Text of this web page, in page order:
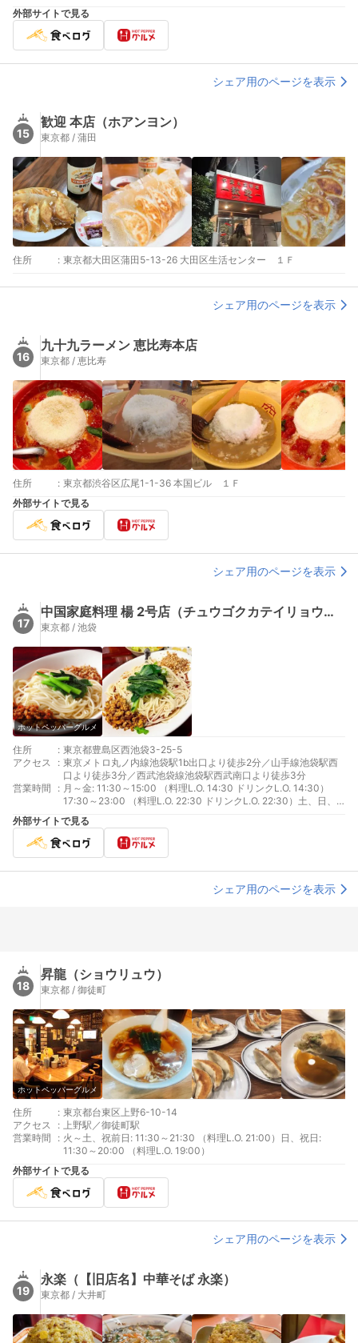
外部サイトで見る
シェア用のページを表示
15
歓迎 本店（ホアンヨン）
東京都 / 蒲田
住所 : 東京都大田区蒲田5-13-26 大田区生活センター １Ｆ
シェア用のページを表示
16
九十九ラーメン 恵比寿本店
東京都 / 恵比寿
住所 : 東京都渋谷区広尾1-1-36 本国ビル １Ｆ
外部サイトで見る
シェア用のページを表示
17
中国家庭料理 楊 2号店（チュウゴクカテイリョウリヤン）
東京都 / 池袋
ホットペッパーグルメ
住所 : 東京都豊島区西池袋3-25-5
アクセス
: 東京メトロ丸ノ内線池袋駅1b出口より徒歩2分／山手線池袋駅西
口より徒歩3分／西武池袋線池袋駅西武南口より徒歩3分
営業時間
: 月～金: 11:30～15:00 （料理L.O. 14:30 ドリンクL.O. 14:30）
17:30～23:00 （料理L.O. 22:30 ドリンクL.O. 22:30）土、日、
祝日、祝前日: 11:30～23:00 （料理L.O. 22:30 ドリンクL.O.
22:30）
外部サイトで見る
シェア用のページを表示
18
昇龍（ショウリュウ）
東京都 / 御徒町
ホットペッパーグルメ
住所 : 東京都台東区上野6-10-14
アクセス
: 上野駅／御徒町駅
営業時間
: 火～土、祝前日: 11:30～21:30 （料理L.O. 21:00）日、祝日:
11:30～20:00 （料理L.O. 19:00）
外部サイトで見る
シェア用のページを表示
19
永楽（【旧店名】中華そば 永楽）
東京都 / 大井町